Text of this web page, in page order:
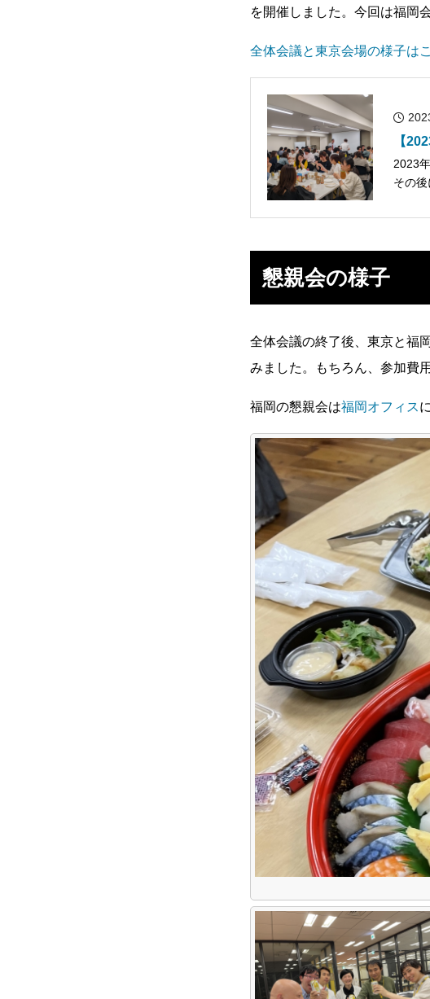
人事制度
福利厚生
第二新卒採用エントリー
ホーム 企業 事業
お知らせ 個人情
を開催しました。今回は福岡
全体会議と東京会場の様子は
【
2023
懇親会の様子
全体会議の終了後、東京と福
みました。もちろん、参加費
福岡の懇親会は福岡オフィス